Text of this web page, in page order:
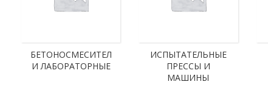
БЕТОНОСМЕСИТЕЛ
И ЛАБОРАТОРНЫЕ
ИСПЫТАТЕЛЬНЫЕ
ПРЕССЫ И
МАШИНЫ